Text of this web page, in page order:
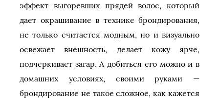
эффект выгоревших прядей волос, который
дает окрашивание в технике брондирования,
не только считается модным, но и визуально
освежает внешность, делает кожу ярче,
подчеркивает загар. А добиться его можно и в
домашних условиях, своими руками —
брондирование не такое сложное, как кажется